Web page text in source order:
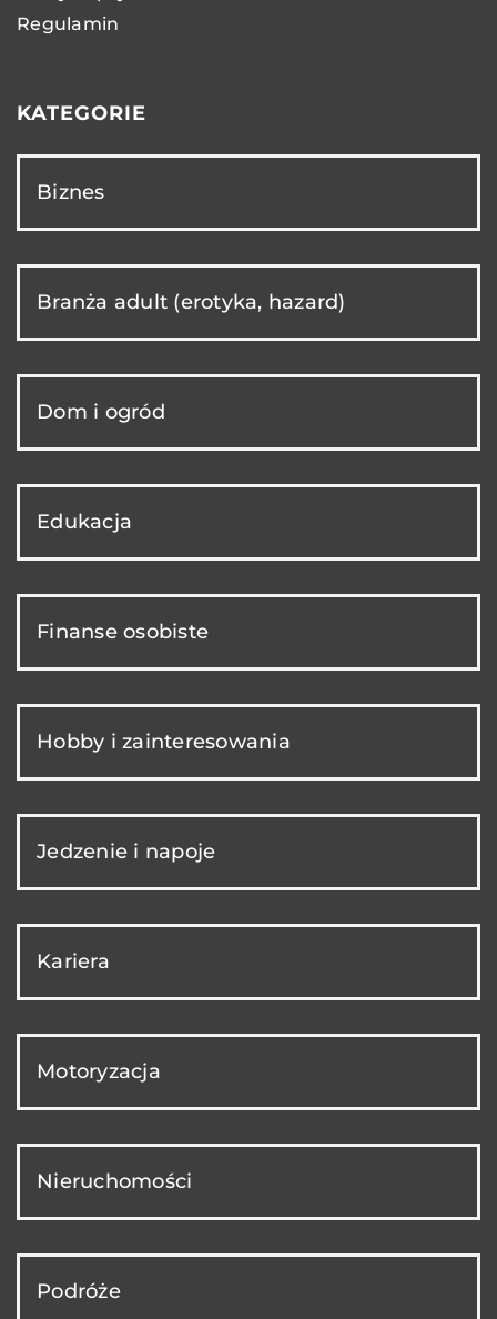
Regulamin
KATEGORIE
Biznes
Branża adult (erotyka, hazard)
Dom i ogród
Edukacja
Finanse osobiste
Hobby i zainteresowania
Jedzenie i napoje
Kariera
Motoryzacja
Nieruchomości
Podróże